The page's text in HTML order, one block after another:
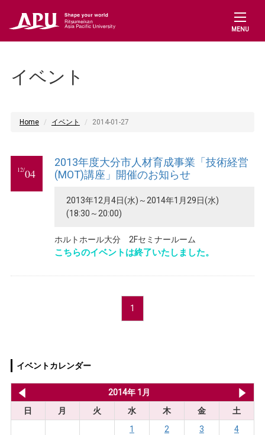
MENU
イベント
Home イベント 2014-01-27
12/04
2013年度大分市人材育成事業「技術経営
(MOT)講座」開催のお知らせ
2013年12月4日(水)～2014年1月29日(水)
(18:30～20:00)
ホルトホール大分 2Fセミナールーム
こちらのイベントは終了いたしました。
1
イベントカレンダー
2014年 1月
日
月 火 水 木 金
土
1
2 3
4